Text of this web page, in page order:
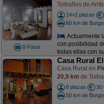
8 Fotos
Tolbaños de
14+2 plazas
60 km de
Actualmente
con posibilidad
todas ellas con
Casa Rural
Casa Rural en
20,9 km de
8 plazas
30
50 km de